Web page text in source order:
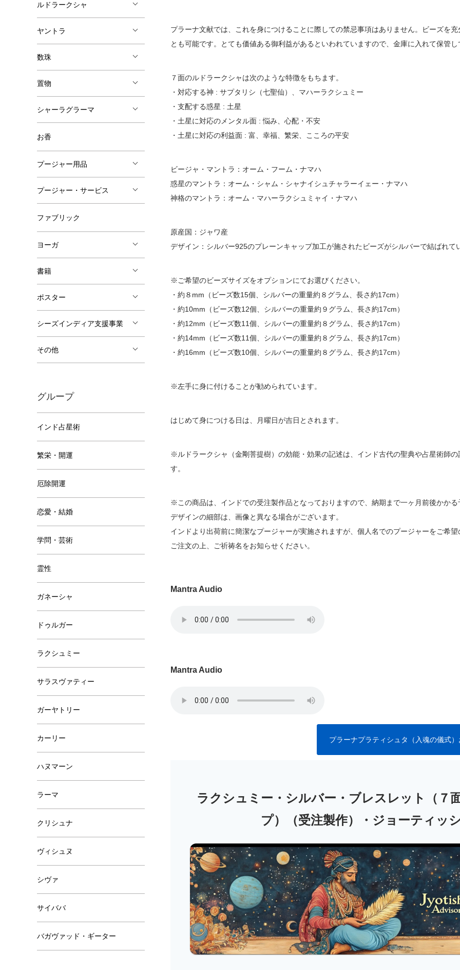
プラーナ文献では、これを身につけることに際しての禁忌事項はありません。ビーズを
とも可能です。とても価値ある御利益があるといわれていますので、金庫に入れて保管
７面のルドラークシャは次のような特徴をもちます。
・対応する神 : サプタリシ（七聖仙）、マハーラクシュミー
・支配する惑星 : 土星
・土星に対応のメンタル面 : 悩み、心配・不安
・土星に対応の利益面 : 富、幸福、繁栄、こころの平安
ビージャ・マントラ：オーム・フーム・ナマハ
惑星のマントラ：オーム・シャム・シャナイシュチャラーイェー・ナマハ
神格のマントラ：オーム・マハーラクシュミャイ・ナマハ
原産国：ジャワ産
デザイン：シルバー925のプレーンキャップ加工が施されたビーズがシルバーで結ばれて
※ご希望のビーズサイズをオプションにてお選びください。
・約８mm（ビーズ数15個、シルバーの重量約８グラム、長さ約17cm）
・約10mm（ビーズ数12個、シルバーの重量約９グラム、長さ約17cm）
・約12mm（ビーズ数11個、シルバーの重量約８グラム、長さ約17cm）
・約14mm（ビーズ数11個、シルバーの重量約８グラム、長さ約17cm）
・約16mm（ビーズ数10個、シルバーの重量約８グラム、長さ約17cm）
※左手に身に付けることが勧められています。
はじめて身につける日は、月曜日が吉日とされます。
※ルドラークシャ（金剛菩提樹）の効能・効果の記述は、インド古代の聖典や占星術師
す。
※この商品は、インドでの受注製作品となっておりますので、納期まで一ヶ月前後かかる
デザインの細部は、画像と異なる場合がございます。
インドより出荷前に簡潔なプージャーが実施されますが、個人名でのプージャーをご希
ご注文の上、ご祈祷名をお知らせください。
Mantra Audio
Mantra Audio
プラーナプラティシュタ（入魂の儀式
ルドラークシャ
ヤントラ
数珠
置物
シャーラグラーマ
お香
プージャー用品
プージャー・サービス
ファブリック
ヨーガ
書籍
ポスター
シーズインディア支援事業
その他
グループ
インド占星術
繁栄・開運
厄除開運
恋愛・結婚
学問・芸術
霊性
ガネーシャ
ドゥルガー
ラクシュミー
サラスヴァティー
ガーヤトリー
カーリー
ハヌマーン
ラーマ
クリシュナ
ヴィシュヌ
シヴァ
サイババ
バガヴァッド・ギーター
×